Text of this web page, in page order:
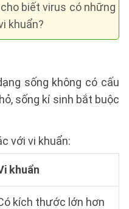
biết virus có những
khuẩn?
sống không có cấu
sống kí sinh bắt buộc
với vi khuẩn:
khuẩn
kích thước lớn hơn